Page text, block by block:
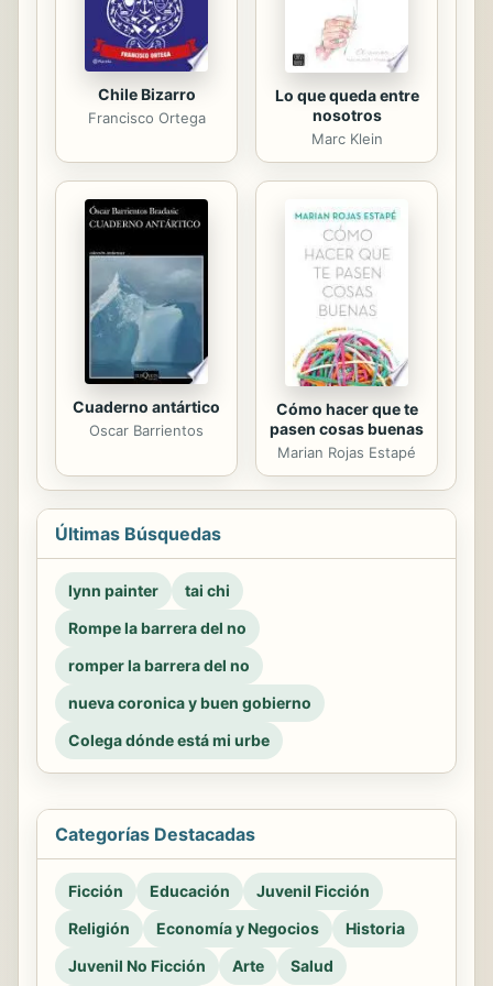
Lele y Arthur salen en ...
Chile Bizarro
Francisco Ortega
Lo que queda entre
nosotros
Marc Klein
Cuaderno antártico
Oscar Barrientos
Cómo hacer que te
pasen cosas buenas
Marian Rojas Estapé
Últimas Búsquedas
lynn painter
tai chi
Rompe la barrera del no
romper la barrera del no
nueva coronica y buen gobierno
Colega dónde está mi urbe
Categorías Destacadas
Ficción Educación
Juvenil Ficción
Religión
Economía y Negocios
Historia
Juvenil No Ficción
Arte Salud